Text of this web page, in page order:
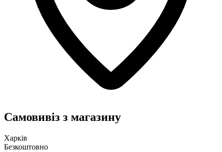
Самовивіз з магазину
Харків
Безкоштовно